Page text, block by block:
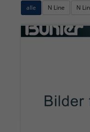
alle N Line N